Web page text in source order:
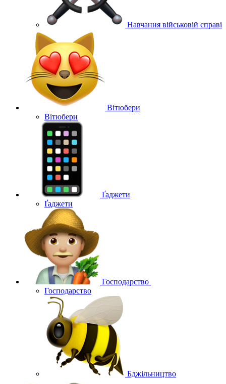
Навчання військовій справі
Вітюбери
Вітюбери
Ґаджети
Ґаджети
Господарство
Господарство
Бджільництво